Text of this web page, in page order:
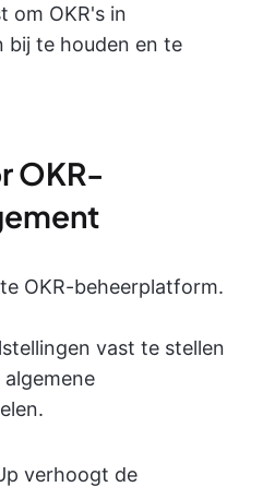
om OKR's in
bij te houden en te
OKR-
OKR-beheerplatform.
vast te stellen
verhoogt de